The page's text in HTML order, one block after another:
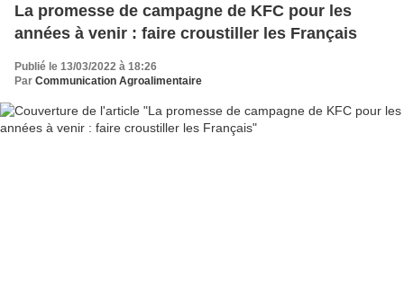
La promesse de campagne de KFC pour les
années à venir : faire croustiller les Français
Publié le 13/03/2022 à 18:26
Par Communication Agroalimentaire